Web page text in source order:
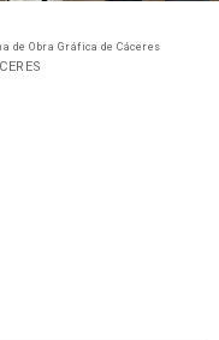
de Obra Gráfica de Cáceres